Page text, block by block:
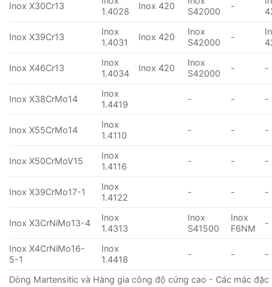
Inox X30Cr13
1.4028
Inox 420
S42000
-
Inox X39Cr13
Inox
1.4031
Inox 420
Inox
S42000
-
Inox X46Cr13
Inox
1.4034
Inox 420
Inox
S42000
- -
Inox X38CrMo14
Inox
1.4419
- - -
Inox X55CrMo14
Inox
1.4110
- - -
Inox X50CrMoV15
Inox
1.4116
- - -
Inox X39CrMo17-1
Inox
1.4122
- - -
Inox X3CrNiMo13-4
Inox
1.4313
Inox
S41500
Inox
F6NM
-
Inox X4CrNiMo16-
5-1
Inox
1.4418
- - -
Dòng Martensitic và Hàng gia công độ cứng cao - Các mác đặc